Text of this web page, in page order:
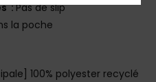
:Pas de slip
la poche
100% polyester recyclé